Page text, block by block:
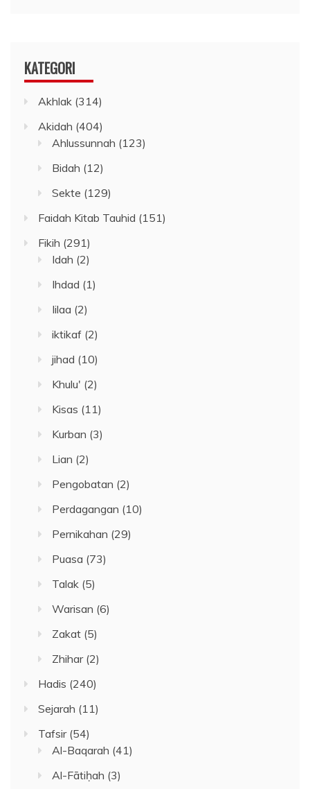
KATEGORI
Akhlak (314)
Akidah (404)
Ahlussunnah (123)
Bidah (12)
Sekte (129)
Faidah Kitab Tauhid (151)
Fikih (291)
Idah (2)
Ihdad (1)
Iilaa (2)
iktikaf (2)
jihad (10)
Khulu' (2)
Kisas (11)
Kurban (3)
Lian (2)
Pengobatan (2)
Perdagangan (10)
Pernikahan (29)
Puasa (73)
Talak (5)
Warisan (6)
Zakat (5)
Zhihar(2)
Hadis (240)
Sejarah (11)
Tafsir(54)
Al-Baqarah (41)
Al-Fātiḥah (3)